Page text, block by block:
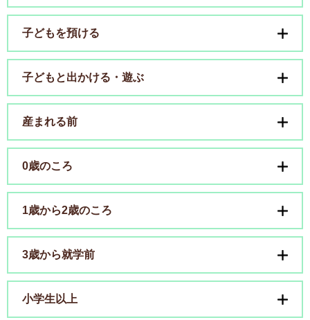
子どもを預ける
子どもと出かける・遊ぶ
産まれる前
0歳のころ
1歳から2歳のころ
3歳から就学前
小学生以上